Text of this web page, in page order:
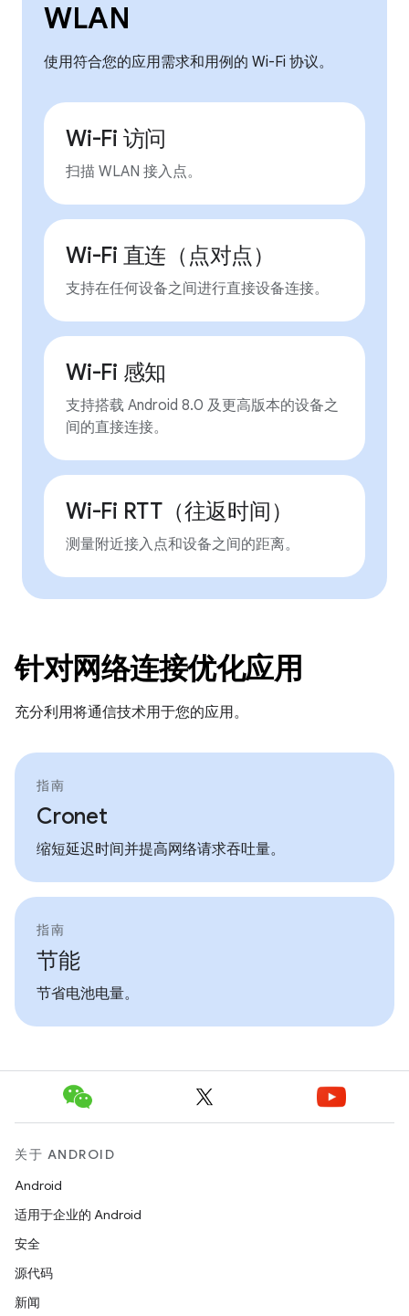
WLAN
使用符合您的应用需求和用例的 Wi-Fi 协议。
Wi-Fi 访问
扫描 WLAN 接入点。
Wi-Fi 直连（点对点）
支持在任何设备之间进行直接设备连接。
Wi-Fi 感知
支持搭载 Android 8.0 及更高版本的设备之
间的直接连接。
Wi-Fi RTT（往返时间）
测量附近接入点和设备之间的距离。
针对网络连接优化应用
充分利用将通信技术用于您的应用。
指南
Cronet
缩短延迟时间并提高网络请求吞吐量。
指南
节能
节省电池电量。
关于 ANDROID
Android
适用于企业的 Android
安全
源代码
新闻